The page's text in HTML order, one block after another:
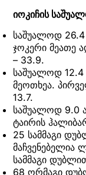
იოკიჩის
საშუალოდ 26.4
ჯოკერი მეათე
– 33.9.
საშუალოდ 12.4
მეოთხეა.
13.7.
საშუალოდ 9.0
ტაირის
25 სამმაგი
მაჩვენებელია
სამმაგი
68 ორმაგი